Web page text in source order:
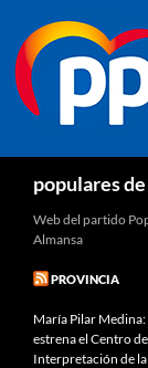
populares
Web del partido
Almansa
PROVINCIA
María Pilar
estrena el Centro de
Interpretación de